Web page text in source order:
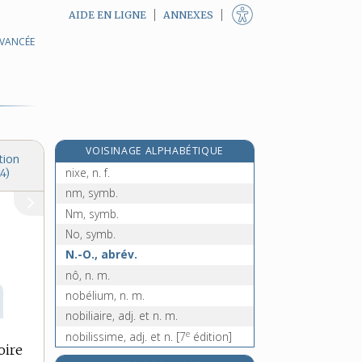
AIDE EN LIGNE ANNEXES
VOISINAGE ALPHABÉTIQUE
nivôse, n. m.
nixe, n. f.
nm, symb.
Nm, symb.
No, symb.
N.-O., abrév.
nô, n. m.
nobélium, n. m.
nobiliaire, adj. et n. m.
nobilissime, adj. et n. [7e édition]
noble [I], adj.